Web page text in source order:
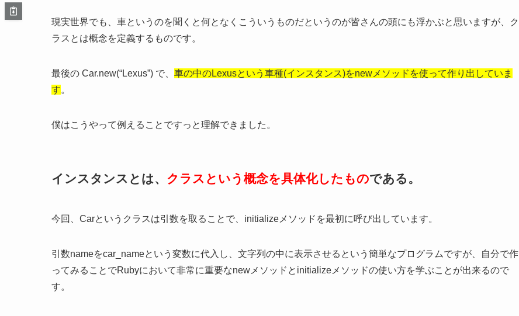
現実世界でも、車というのを聞くと何となくこういうものだというのが皆さんの頭にも浮かぶと思いますが、ク
ラスとは概念を定義するものです。
最後の Car.new(“Lexus”) で、 車の中のLexusという車種(インスタンス)をnewメソッドを使って作り出していま
す。
僕はこうやって例えることですっと理解できました。
インスタンスとは、 クラスという概念を具体化したものである。
今回、Carというクラスは引数を取ることで、initializeメソッドを最初に呼び出しています。
引数nameをcar_nameという変数に代入し、文字列の中に表示させるという簡単なプログラムですが、自分で作
ってみることでRubyにおいて非常に重要なnewメソッドとinitializeメソッドの使い方を学ぶことが出来るので
す。